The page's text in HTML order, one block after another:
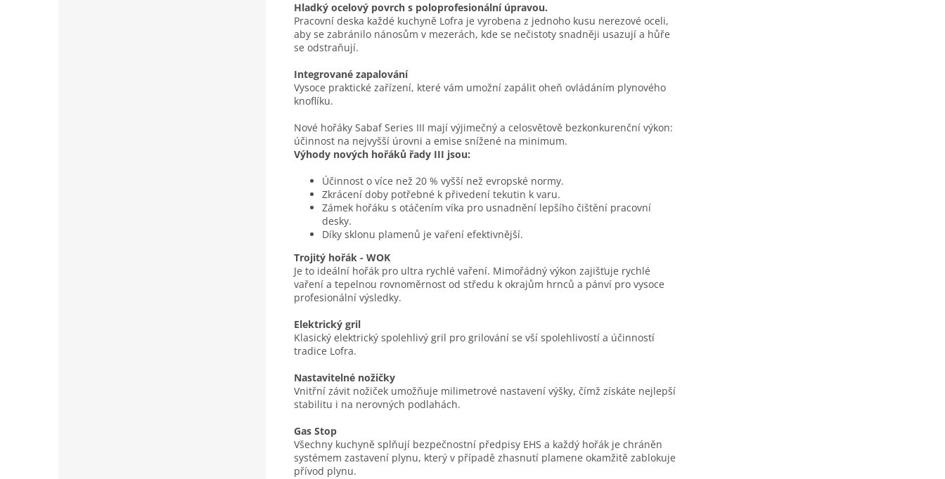
Hladký ocelový povrch s poloprofesionální úpravou.
Pracovní deska každé kuchyně Lofra je vyrobena z jednoho kusu nerezové oceli,
aby se zabránilo nánosům v mezerách, kde se nečistoty snadněji usazují a hůře
se odstraňují.
Integrované zapalování
Vysoce praktické zařízení, které vám umožní zapálit oheň ovládáním plynového
knoflíku.
Nové hořáky Sabaf Series III mají výjimečný a celosvětově bezkonkurenční výkon:
účinnost na nejvyšší úrovni a emise snížené na minimum.
Výhody nových hořáků řady III jsou:
Účinnost o více než 20 % vyšší než evropské normy.
Zkrácení doby potřebné k přivedení tekutin k varu.
Zámek hořáku s otáčením víka pro usnadnění lepšího čištění pracovní
desky.
Díky sklonu plamenů je vaření efektivnější.
Trojitý hořák - WOK
Je to ideální hořák pro ultra rychlé vaření. Mimořádný výkon zajišťuje rychlé
vaření a tepelnou rovnoměrnost od středu k okrajům hrnců a pánví pro vysoce
profesionální výsledky.
Elektrický gril
Klasický elektrický spolehlivý gril pro grilování se vší spolehlivostí a účinností
tradice Lofra.
Nastavitelné nožičky
Vnitřní závit nožiček umožňuje milimetrové nastavení výšky, čímž získáte nejlepší
stabilitu i na nerovných podlahách.
Gas Stop
Všechny kuchyně splňují bezpečnostní předpisy EHS a každý hořák je chráněn
systémem zastavení plynu, který v případě zhasnutí plamene okamžitě zablokuje
přívod plynu.